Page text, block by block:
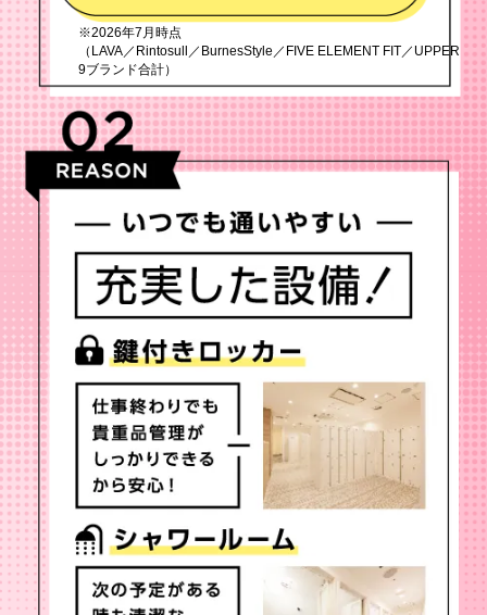
※2026年7月時点
（LAVA／Rintosull／BurnesStyle／FIVE ELEMENT FIT／UPPER
9ブランド合計）